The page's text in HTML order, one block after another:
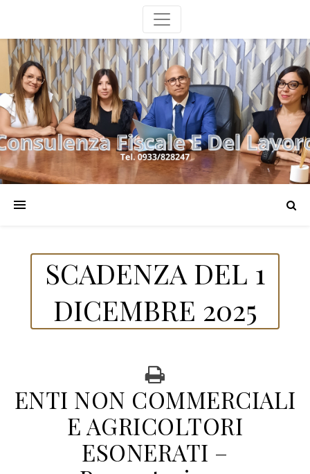
SCADENZA DEL 1
DICEMBRE 2025
ENTI NON COMMERCIALI
E AGRICOLTORI
ESONERATI –